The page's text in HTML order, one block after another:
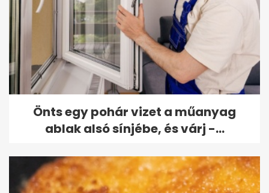
Önts egy pohár vizet a műanyag
ablak alsó sínjébe, és várj -...